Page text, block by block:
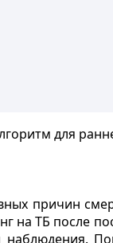
для
причин
на ТБ после
наблюдения.